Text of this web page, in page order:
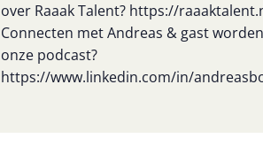
over Raaak Talent? https://
Connecten met Andreas & gast
onze podcast?
https://www.linkedin.com/in/